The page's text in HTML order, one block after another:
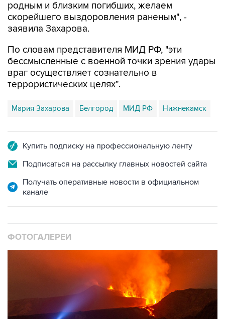
родным и близким погибших, желаем
скорейшего выздоровления раненым", -
заявила Захарова.
По словам представителя МИД РФ, "эти
бессмысленные с военной точки зрения удары
враг осуществляет сознательно в
террористических целях".
Мария Захарова Белгород МИД РФ Нижнекамск
Купить подписку на профессиональную ленту
Подписаться на рассылку главных новостей сайта
Получать оперативные новости в официальном
канале
ФОТОГАЛЕРЕИ